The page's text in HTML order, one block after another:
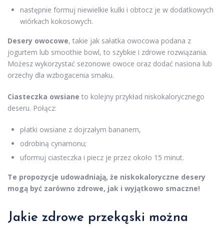
następnie formuj niewielkie kulki i obtocz je w dodatkowych
wiórkach kokosowych.
Desery owocowe, takie jak sałatka owocowa podana z
jogurtem lub smoothie bowl, to szybkie i zdrowe rozwiązania.
Możesz wykorzystać sezonowe owoce oraz dodać nasiona lub
orzechy dla wzbogacenia smaku.
Ciasteczka owsiane to kolejny przykład niskokalorycznego
deseru. Połącz:
płatki owsiane z dojrzałym bananem,
odrobiną cynamonu;
uformuj ciasteczka i piecz je przez około 15 minut.
Te propozycje udowadniają, że niskokaloryczne desery
mogą być zarówno zdrowe, jak i wyjątkowo smaczne!
Jakie zdrowe przekąski można